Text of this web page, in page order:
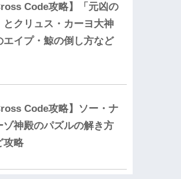
Code攻略】「元凶の
とクリュス・カーヨ大神
エイプ・鯨の倒し方など
Code攻略】ソー・ナ
ゾ神殿のパズルの解き方
攻略